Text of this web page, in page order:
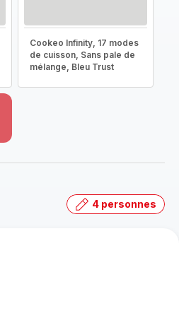
Cookeo Infinity, 17 modes
de cuisson, Sans pale de
mélange, Bleu Trust
4 personnes